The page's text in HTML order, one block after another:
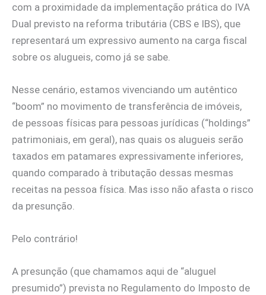
com a proximidade da implementação prática do IVA
Dual previsto na reforma tributária (CBS e IBS), que
representará um expressivo aumento na carga fiscal
sobre os alugueis, como já se sabe.
Nesse cenário, estamos vivenciando um autêntico
“boom” no movimento de transferência de imóveis,
de pessoas físicas para pessoas jurídicas (“holdings”
patrimoniais, em geral), nas quais os alugueis serão
taxados em patamares expressivamente inferiores,
quando comparado à tributação dessas mesmas
receitas na pessoa física. Mas isso não afasta o risco
da presunção.
Pelo contrário!
A presunção (que chamamos aqui de “aluguel
presumido”) prevista no Regulamento do Imposto de